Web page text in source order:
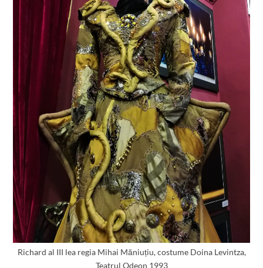
Richard al III lea regia Mihai Măniuțiu, costume Doina Levintza,
Teatrul Odeon 1993